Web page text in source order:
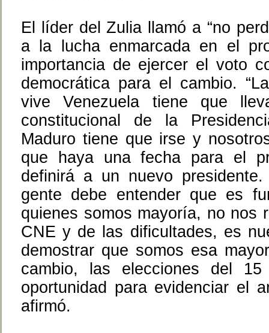
El líder del Zulia llamó a “no
a la lucha enmarcada en el
importancia de ejercer el voto
democrática para el cambio.
vive Venezuela tiene que
constitucional de la
Maduro tiene que irse y
que haya una fecha para el
definirá a un nuevo
gente debe entender que es
quienes somos mayoría, no nos
CNE y de las dificultades, es
demostrar que somos esa
cambio, las elecciones del
oportunidad para evidenciar el
afirmó.